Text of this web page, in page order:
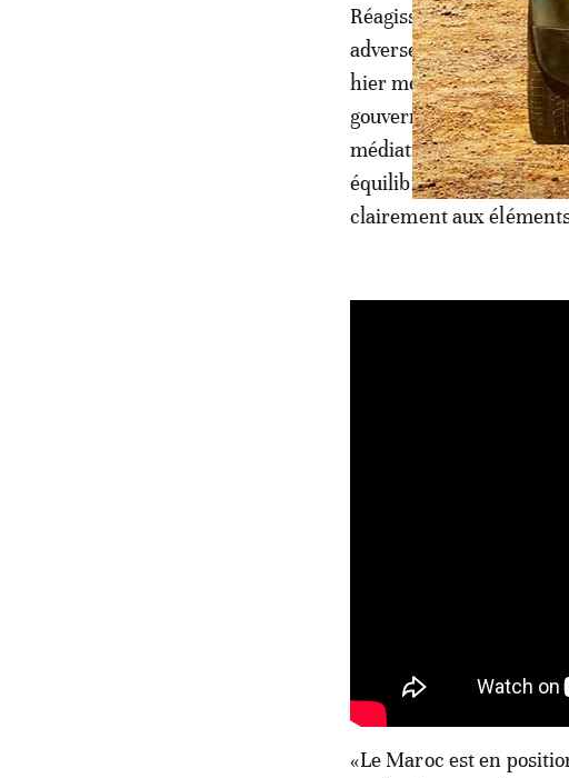
Réagissant à la
adverse au sujet du
hier mercredi 4 avril
gouvernement relève
médiatique contre notre
équilibré et prend en
clairement aux
«Le Maroc est en